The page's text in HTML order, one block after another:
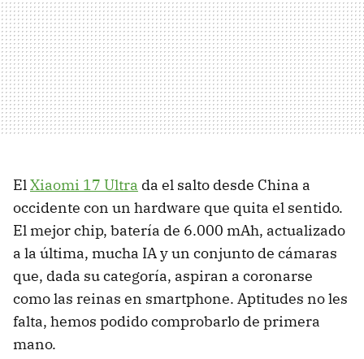
ElXiaomi 17 Ultra da el salto desde China a
occidente con un hardware que quita el sentido.
El mejor chip, batería de 6.000 mAh, actualizado
a la última, mucha IA y un conjunto de cámaras
que, dada su categoría, aspiran a coronarse
como las reinas en smartphone. Aptitudes no les
falta, hemos podido comprobarlo de primera
mano.